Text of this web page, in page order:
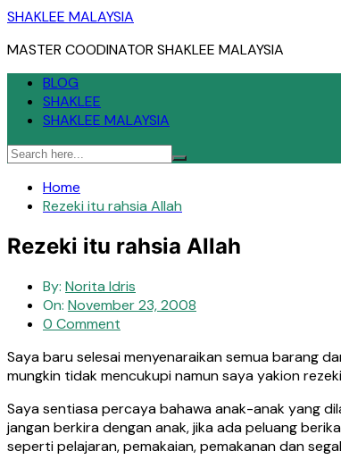
Skip
content
SHAKLEE MALAYSIA
MASTER COODINATOR SHAKLEE MALAYSIA
BLOG
SHAKLEE
SHAKLEE MALAYSIA
Home
Rezeki itu rahsia Allah
Rezeki itu rahsia Allah
By: Norita Idris
On: November 23, 2008
0 Comment
Saya baru selesai menyenaraikan semua barang
mungkin tidak mencukupi namun saya yakion
Saya sentiasa percaya bahawa anak-anak yang
jangan berkira dengan anak, jika ada peluang
seperti pelajaran, pemakaian, pemakanan dan